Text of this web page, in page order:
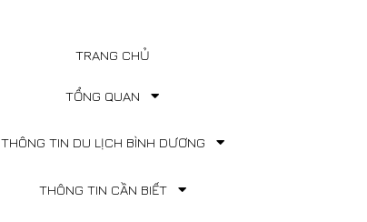
TRANG CHỦ
TỔNG QUAN
THÔNG TIN DU LỊCH BÌNH DƯƠNG
THÔNG TIN CẦN BIẾT